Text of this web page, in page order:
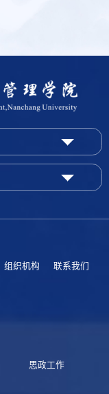
组织机构 联系我们
思政工作